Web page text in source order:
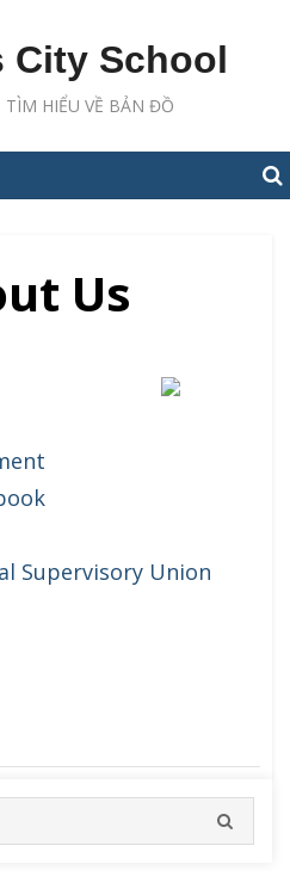
City School
HIỂU VỀ BẢN ĐỒ
Us
Supervisory Union
E